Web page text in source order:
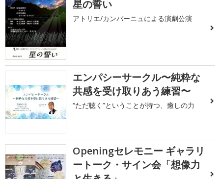
星の誓い
アトリエ/カンパーニュによる演劇公演
エンパシーサークル〜純粋な
共感を受け取りあう練習〜
“ただ聴く”ということが持つ、癒しの力
Openingセレモニー ギャラリ
ートーク・サイン会「想像力